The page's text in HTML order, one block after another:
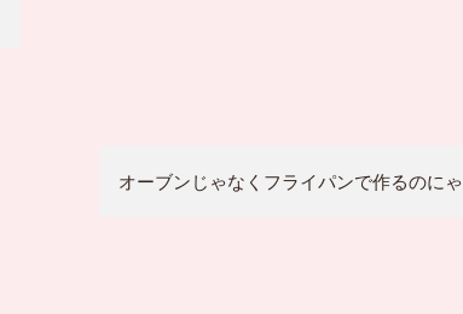
オーブンじゃなくフライパンで作るのにゃ